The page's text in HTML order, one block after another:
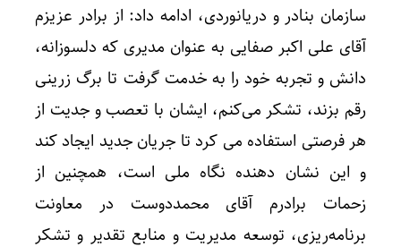
سازمان بنادر و دریانوردی، ادامه داد: از برادر عزیزم
آقای علی اکبر صفایی به عنوان مدیری که دلسوزانه،
دانش و تجربه خود را به خدمت گرفت تا برگ زرینی
رقم بزند، تشکر می‌کنم، ایشان با تعصب و جدیت از
هر فرصتی استفاده می کرد تا جریان جدید ایجاد کند
و این نشان دهنده نگاه ملی است، همچنین از
زحمات برادرم آقای محمددوست در معاونت
برنامه‌ریزی، توسعه مدیریت و منابع تقدیر و تشکر